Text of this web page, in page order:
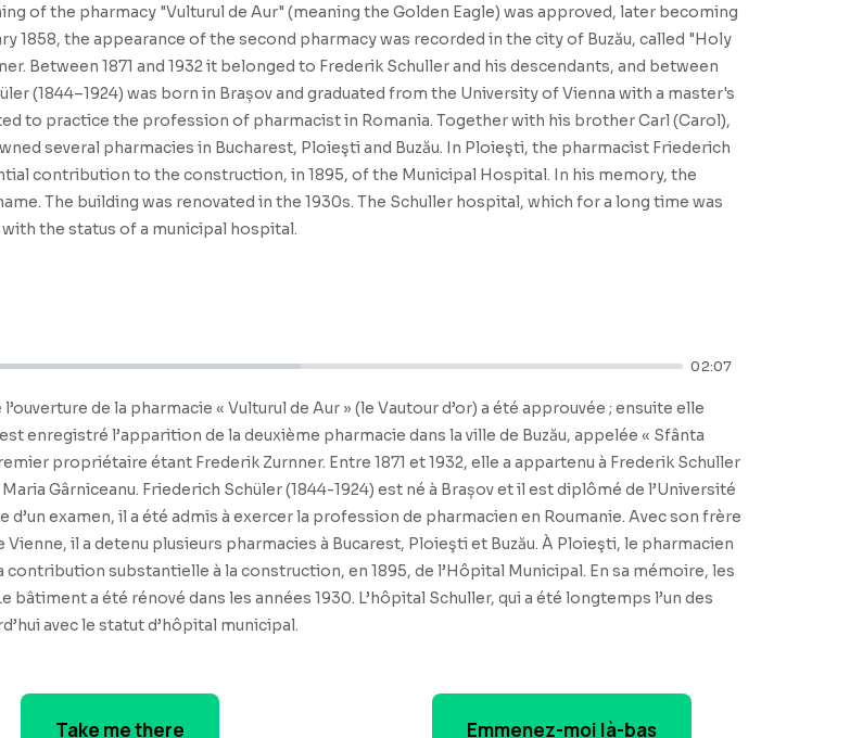
of the pharmacy "Vulturul de Aur" (meaning the Golden Eagle) was approved, later becoming
1858, the appearance of the second pharmacy was recorded in the city of Buzău, called "Holy
Between 1871 and 1932 it belonged to Frederik Schuller and his descendants, and between
(1844–1924) was born in Brașov and graduated from the University of Vienna with a master's
to practice the profession of pharmacist in Romania. Together with his brother Carl (Carol),
several pharmacies in Bucharest, Ploieşti and Buzău. In Ploieşti, the pharmacist Friederich
contribution to the construction, in 1895, of the Municipal Hospital. In his memory, the
The building was renovated in the 1930s. The Schuller hospital, which for a long time was
the status of a municipal hospital.
02:07
de la pharmacie « Vulturul de Aur » (le Vautour d’or) a été approuvée ; ensuite elle
enregistré l’apparition de la deuxième pharmacie dans la ville de Buzău, appelée « Sfânta
propriétaire étant Frederik Zurnner. Entre 1871 et 1932, elle a appartenu à Frederik Schuller
Gârniceanu. Friederich Schüler (1844-1924) est né à Brașov et il est diplômé de l’Université
d’un examen, il a été admis à exercer la profession de pharmacien en Roumanie. Avec son frère
il a detenu plusieurs pharmacies à Bucarest, Ploieşti et Buzău. À Ploieşti, le pharmacien
contribution substantielle à la construction, en 1895, de l’Hôpital Municipal. En sa mémoire, les
a été rénové dans les années 1930. L’hôpital Schuller, qui a été longtemps l’un des
avec le statut d’hôpital municipal.
Take me there Emmenez-moi là-bas